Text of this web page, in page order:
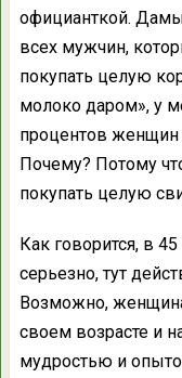
официанткой.
всех мужчин,
покупать целую
молоко даром», у
процентов женщин
Почему? Потому
покупать целую
Как говорится, в
серьезно, тут
Возможно,
своем возрасте и
мудростью и